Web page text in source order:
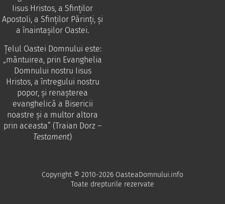
Iisus Hristos, a Sfinţilor
Apostoli, a Sfinţilor Părinţi, şi
a înaintaşilor Oastei.
Ţelul Oastei Domnului este:
„mântuirea, prin Evanghelia
Domnului nostru Iisus
Hristos, a întregului nostru
popor, şi renaşterea
evanghelică a Bisericii
noastre şi a multor altora
prin aceasta” (Traian Dorz –
Testament)
Copyright © 2010-2026 OasteaDomnului.info
Toate drepturile rezervate